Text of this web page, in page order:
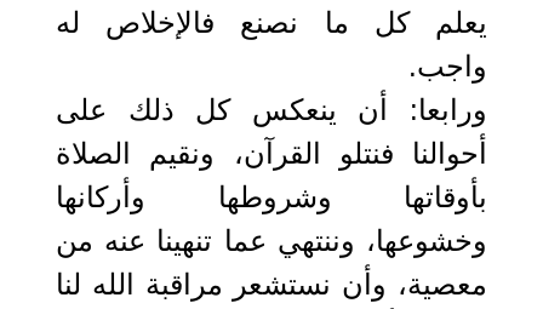
يعلم كل ما نصنع فالإخلاص له
واجب.
ورابعا: أن ينعكس كل ذلك على
أحوالنا فنتلو القرآن، ونقيم الصلاة
بأوقاتها وشروطها وأركانها
وخشوعها، وننتهي عما تنهينا عنه من
معصية، وأن نستشعر مراقبة الله لنا